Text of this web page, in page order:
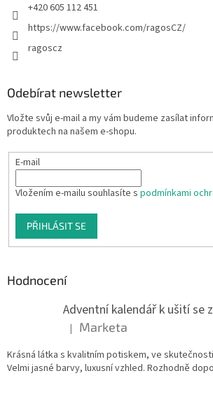
+420 605 112 451
https://www.facebook.com/ragosCZ/
ragoscz
Odebírat newsletter
Vložte svůj e-mail a my vám budeme zasílat
produktech na našem e-shopu.
E-mail
Vložením e-mailu souhlasíte s podmínkami
PŘIHLÁSIT SE
Hodnocení
Hodnocení produktu je 5 z 5
| Marketa
Krásná látka s kvalitním potiskem, ve
Velmi jasné barvy, luxusní vzhled. Rozhodně